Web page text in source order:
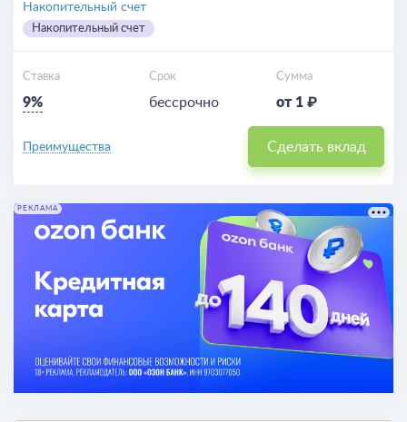
Накопительный счет
Накопительный счет
Ставка
9%
Срок
бессрочно
Сумма
от 1 ₽
Преимущества Сделать вклад
РЕКЛАМА